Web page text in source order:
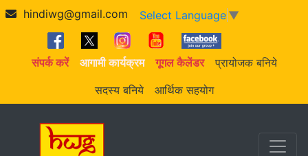
hindiwg@gmail.com Select Language ▼
संपर्क करें आगामी कार्यक्रम गूगल कैलेंडर
प्रायोजक बनिये
सदस्य बनिये
आर्थिक सहयोग